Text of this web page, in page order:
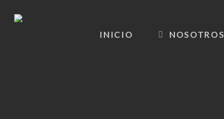
INICIO NOSOTROS